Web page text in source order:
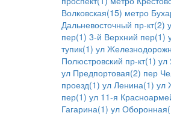
Волковская(15) метро
Дальневосточный пр-кт(2)
пер(1) 3-й Верхний пер(1)
тупик(1) ул
Полюстровский пр-кт(1) ул
ул Предпортовая(2) пер
проезд(1) ул Ленина(1) ул
пер(1) ул 11-я
Гагарина(1) ул